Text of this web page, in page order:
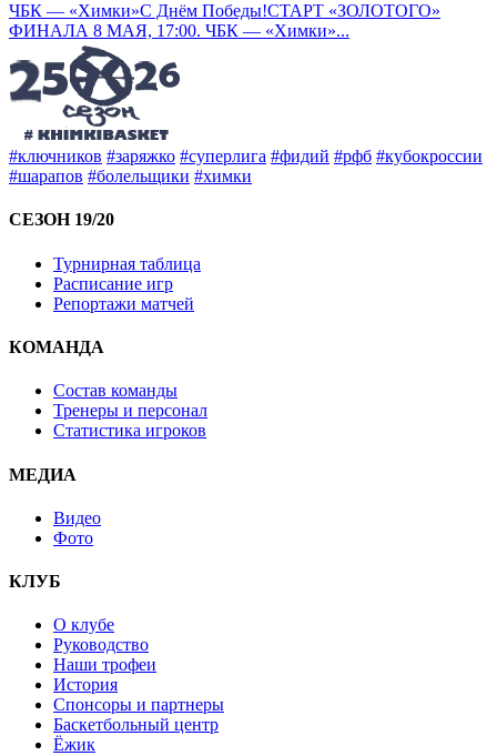
ЧБК — «Химки»С Днём Победы!СТАРТ «ЗОЛОТОГО»
ФИНАЛА 8 МАЯ, 17:00. ЧБК — «Химки»...
#ключников #заряжко #суперлига #фидий #рфб #кубокроссии
#шарапов #болельщики #химки
СЕЗОН 19/20
Турнирная таблица
Расписание игр
Репортажи матчей
КОМАНДА
Состав команды
Тренеры и персонал
Статистика игроков
МЕДИА
Видео
Фото
КЛУБ
О клубе
Руководство
Наши трофеи
История
Спонсоры и партнеры
Баскетбольный центр
Ёжик